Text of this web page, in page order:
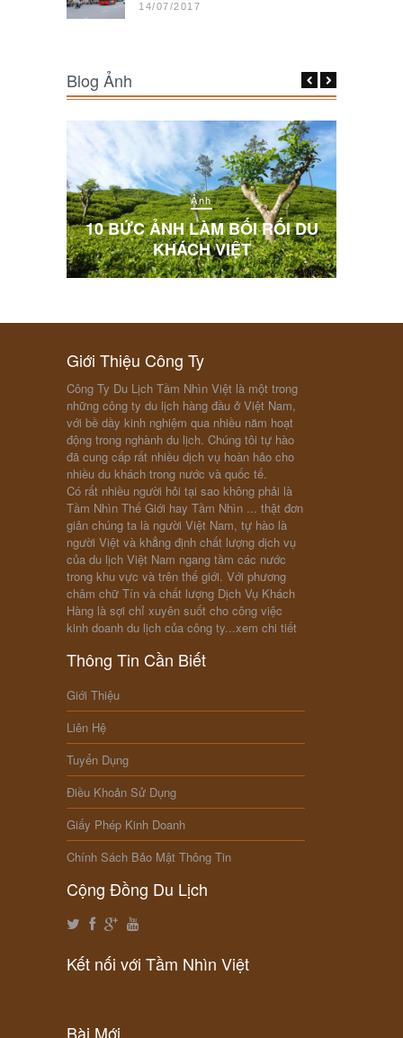
14/07/2017
Blog Ảnh
Ảnh
10 BỨC ẢNH LÀM BỐI RỐI DU
KHÁCH VIỆT
Giới Thiệu Công Ty
Công Ty Du Lịch Tầm Nhìn Việt là một trong
những công ty du lịch hàng đầu ở Việt Nam,
với bề dầy kinh nghiệm qua nhiều năm hoạt
động trong nghành du lịch. Chúng tôi tự hào
đã cung cấp rất nhiều dịch vụ hoàn hảo cho
nhiều du khách trong nước và quốc tế.
Có rất nhiều người hỏi tại sao không phải là
Tầm Nhìn Thế Giới hay Tầm Nhìn ... thật đơn
giản chúng ta là người Việt Nam, tự hào là
người Việt và khẳng định chất lượng dịch vụ
của du lịch Việt Nam ngang tầm các nước
trong khu vực và trên thế giới. Với phương
châm chữ Tín và chất lượng Dịch Vụ Khách
Hàng là sợi chỉ xuyên suốt cho công việc
kinh doanh du lịch của công ty...xem chi tiết
Thông Tin Cần Biết
Giới Thiệu
Liên Hệ
Tuyển Dụng
Điều Khoản Sử Dụng
Giấy Phép Kinh Doanh
Chính Sách Bảo Mật Thông Tin
Cộng Đồng Du Lịch
Kết nối với Tầm Nhìn Việt
Bài Mới